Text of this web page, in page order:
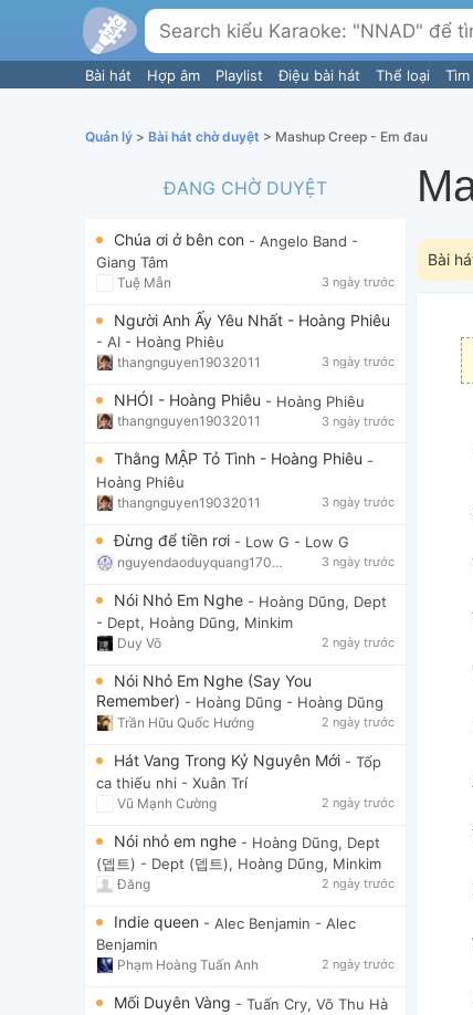
Bài hát Hợp âm Playlist Điệu bài hát Thể loại
Quản lý > Bài hát chờ duyệt > Mashup Creep - Em đau
ĐANG CHỜ DUYỆT
Chúa ơi ở bên con - Angelo Band -
Giang Tâm
Tuệ Mẫn 3 ngày trước
Người Anh Ấy Yêu Nhất - Hoàng Phiêu
- AI - Hoàng Phiêu
thangnguyen19032011 3 ngày trước
NHÓI - Hoàng Phiêu - Hoàng Phiêu
thangnguyen19032011 3 ngày trước
Thằng MẬP Tỏ Tình - Hoàng Phiêu -
Hoàng Phiêu
thangnguyen19032011 3 ngày trước
Đừng để tiền rơi - Low G - Low G
nguyendaoduyquang17021 3 ngày trước
Nói Nhỏ Em Nghe - Hoàng Dũng, Dept
- Dept, Hoàng Dũng, Minkim
Duy Võ 2 ngày trước
Nói Nhỏ Em Nghe (Say You
Remember) - Hoàng Dũng - Hoàng Dũng
Trần Hữu Quốc Hướng 2 ngày trước
Hát Vang Trong Kỷ Nguyên Mới - Tốp
ca thiếu nhi - Xuân Trí
Vũ Mạnh Cường 2 ngày trước
Nói nhỏ em nghe - Hoàng Dũng, Dept
(뎁트) - Dept (뎁트), Hoàng Dũng, Minkim
Đăng 2 ngày trước
Indie queen - Alec Benjamin - Alec
Benjamin
Phạm Hoàng Tuấn Anh 2 ngày trước
Mối Duyên Vàng - Tuấn Cry, Võ Thu Hà
Bài